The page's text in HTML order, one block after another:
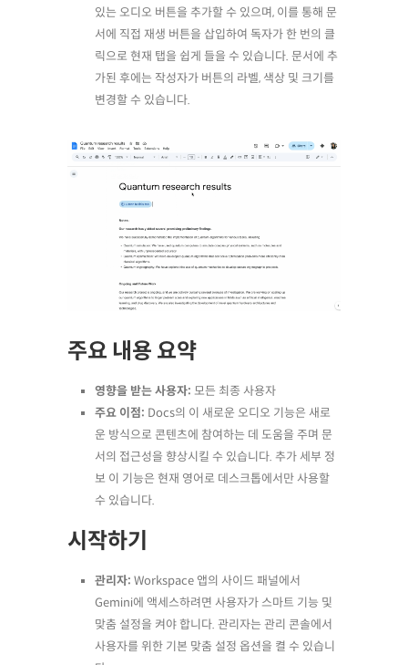
있는 오디오 버튼을 추가할 수 있으며, 이를 통해 문
서에 직접 재생 버튼을 삽입하여 독자가 한 번의 클
릭으로 현재 탭을 쉽게 들을 수 있습니다. 문서에 추
가된 후에는 작성자가 버튼의 라벨, 색상 및 크기를
변경할 수 있습니다.
주요 내용 요약
영향을 받는 사용자: 모든 최종 사용자
주요 이점: Docs의 이 새로운 오디오 기능은 새로
운 방식으로 콘텐츠에 참여하는 데 도움을 주며 문
서의 접근성을 향상시킬 수 있습니다. 추가 세부 정
보 이 기능은 현재 영어로 데스크톱에서만 사용할
수 있습니다.
시작하기
관리자: Workspace 앱의 사이드 패널에서
Gemini에 액세스하려면 사용자가 스마트 기능 및
맞춤 설정을 켜야 합니다. 관리자는 관리 콘솔에서
사용자를 위한 기본 맞춤 설정 옵션을 켤 수 있습니